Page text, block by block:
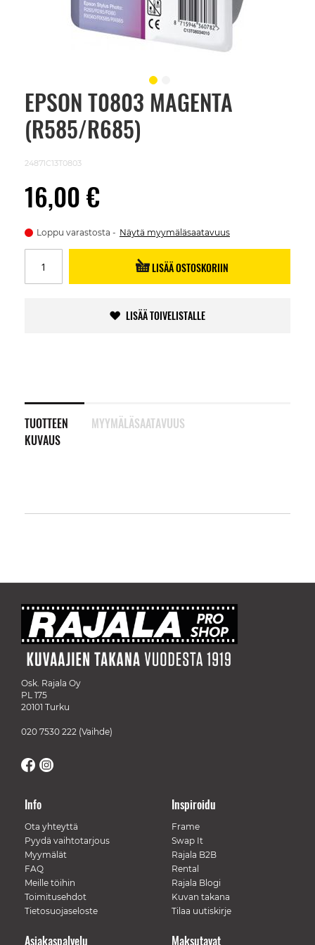
EPSON T0803 MAGENTA
(R585/R685)
24871C13T0803
16,00 €
Loppu varastosta Näytä myymäläsaatavuus
LISÄÄ OSTOSKORIIN
LISÄÄ TOIVELISTALLE
TUOTTEEN
KUVAUS
MYYMÄLÄSAATAVUUS
Skip
beginning
images
Osk. Rajala Oy
PL 175
20101 Turku
020 7530 222 (Vaihde)
Info
Ota yhteyttä
Pyydä vaihtotarjous
Myymälät
FAQ
Meille töihin
Toimitusehdot
Tietosuojaseloste
Inspiroidu
Frame
Swap It
Rajala B2B
Rental
Rajala Blogi
Kuvan takana
Tilaa uutiskirje
Maksutavat
Asiakaspalvelu